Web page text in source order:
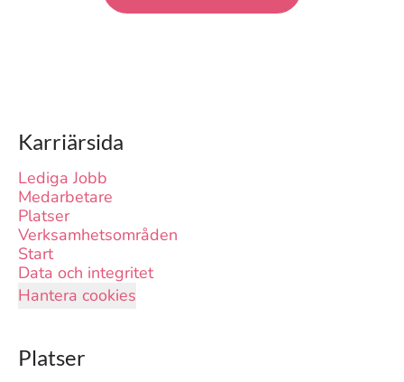
Karriärsida
Lediga Jobb
Medarbetare
Platser
Verksamhetsområden
Start
Data och integritet
Hantera cookies
Platser